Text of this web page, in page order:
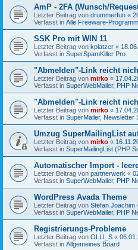
AmP - 2FA (Wunsch/
Letzter Beitrag von drummerfun «
Verfasst in Alle Freeware-
SSK Pro mit WIN 11
Letzter Beitrag von kplatzer «
Verfasst in SuperSpamKiller Pro
"Abmelden"-Link reicht
Letzter Beitrag von mirko «
Verfasst in SuperWebMailer, PHP
"Abmelden"-Link reicht
Letzter Beitrag von mirko «
Verfasst in SuperMailer, Newsletter
Umzug SuperMailingList
Letzter Beitrag von mirko «
Verfasst in SuperMailingList (PHP
Automatischer Import -
Letzter Beitrag von partnerwerk «
Verfasst in SuperWebMailer, PHP
WordPress Avada Theme
Letzter Beitrag von Stefan Joachim
Verfasst in SuperWebMailer, PHP
Registrierungs-Probleme
Letzter Beitrag von OLLI_S «
Verfasst in Allgemeines Board